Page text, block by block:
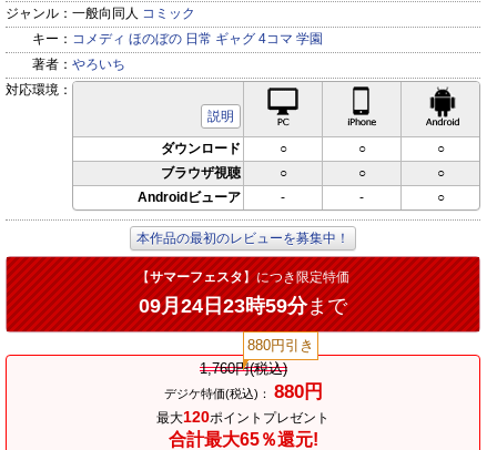
ジャンル： 一般向同人 コミック
キー： コメディ ほのぼの 日常 ギャグ 4コマ 学園
著者： やろいち
対応環境：
説明
iPhone対応
ダウンロード ○ ○
○
ブラウザ視聴
○ ○
○
Androidビューア
- - ○
本作品の最初のレビューを募集中！
【サマーフェスタ】につき限定特価
09月24日23時59分まで
1,760円(税込)
880円引き
デジケ特価(税込)： 880円
最大120ポイントプレゼント
合計最大65％還元!